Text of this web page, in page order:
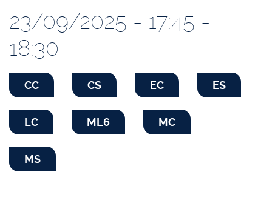
23/09/2025 - 17:45 -
18:30
CC CS EC ES
LC ML6 MC
MS